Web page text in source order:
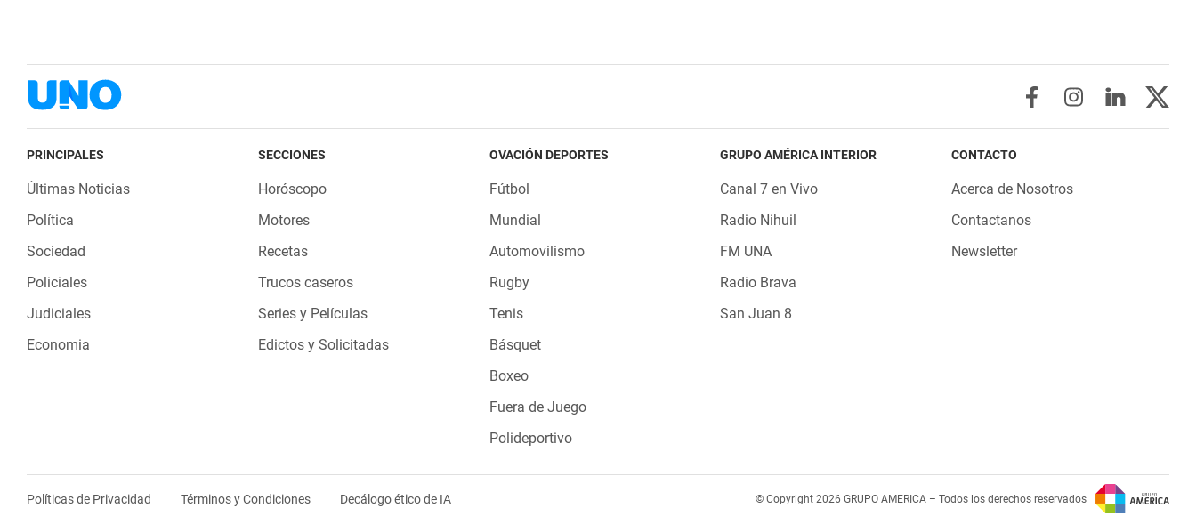
PRINCIPALES
Últimas Noticias
Política
Sociedad
Policiales
Judiciales
Economia
SECCIONES
Horóscopo
Motores
Recetas
Trucos caseros
Series y Películas
Edictos y Solicitadas
OVACIÓN DEPORTES
Fútbol
Mundial
Automovilismo
Rugby
Tenis
Básquet
Boxeo
Fuera de Juego
Polideportivo
GRUPO AMÉRICA INTERIOR
Canal 7 en Vivo
Radio Nihuil
FM UNA
Radio Brava
San Juan 8
CONTACTO
Acerca de Nosotros
Contactanos
Newsletter
Políticas de Privacidad Términos y Condiciones Decálogo ético de IA © Copyright 2026 GRUPO AMERICA – Todos los derechos reservados